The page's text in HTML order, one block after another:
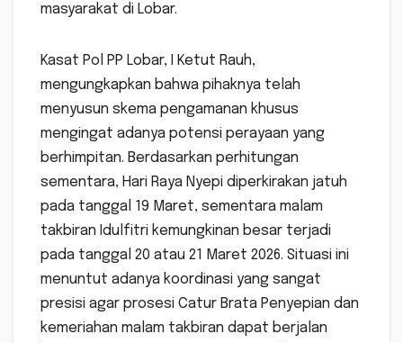
masyarakat di Lobar.
Kasat Pol PP Lobar, I Ketut Rauh,
mengungkapkan bahwa pihaknya telah
menyusun skema pengamanan khusus
mengingat adanya potensi perayaan yang
berhimpitan. Berdasarkan perhitungan
sementara, Hari Raya Nyepi diperkirakan jatuh
pada tanggal 19 Maret, sementara malam
takbiran Idulfitri kemungkinan besar terjadi
pada tanggal 20 atau 21 Maret 2026. Situasi ini
menuntut adanya koordinasi yang sangat
presisi agar prosesi Catur Brata Penyepian dan
kemeriahan malam takbiran dapat berjalan